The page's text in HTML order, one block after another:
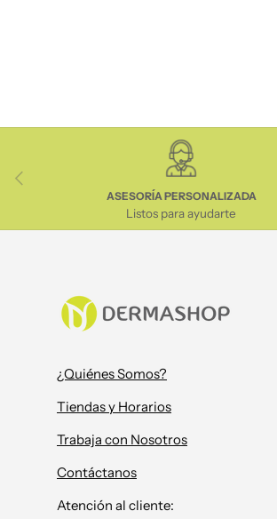
Anterior
ASESORÍA PERSONALIZADA
Listos para ayudarte
¿Quiénes Somos?
Tiendas y Horarios
Trabaja con Nosotros
Contáctanos
Atención al cliente: